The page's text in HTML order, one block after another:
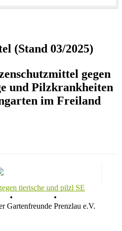
(Stand 03/2025)
gegen
und Pilzkrankheiten
im Freiland
tierische und pilzl SE
•
•
Gartenfreunde Prenzlau e.V.